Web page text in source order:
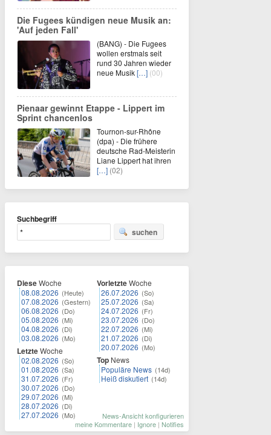
Die Fugees kündigen neue Musik an:
'Auf jeden Fall'
(BANG) - Die Fugees
wollen erstmals seit
rund 30 Jahren wieder
neue Musik[…] (00)
Pienaar gewinnt Etappe - Lippert im
Sprint chancenlos
Tournon-sur-Rhône
(dpa) - Die frühere
deutsche Rad-Meisterin
Liane Lippert hat ihren
[…] (02)
Suchbegriff
suchen
DieseWoche
08.08.2026 (Heute)
07.08.2026 (Gestern)
06.08.2026 (Do)
05.08.2026 (Mi)
04.08.2026 (Di)
03.08.2026 (Mo)
LetzteWoche
02.08.2026 (So)
01.08.2026 (Sa)
31.07.2026 (Fr)
30.07.2026 (Do)
29.07.2026 (Mi)
28.07.2026 (Di)
27.07.2026 (Mo)
VorletzteWoche
26.07.2026 (So)
25.07.2026 (Sa)
24.07.2026 (Fr)
23.07.2026 (Do)
22.07.2026 (Mi)
21.07.2026 (Di)
20.07.2026 (Mo)
Top News
Populäre News (14d)
Heiß diskutiert (14d)
News-Ansicht konfigurieren
meine Kommentare | Ignore | Notifies